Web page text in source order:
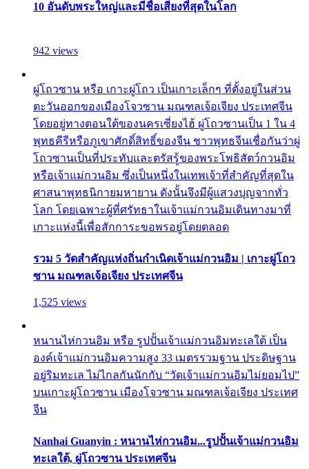
10 อันดับพระใหญ่และมีชื่อเสียงที่สุดในโลก
942 views
ผู่โถวซาน หรือ เกาะผู่โถว เป็นเกาะเล็กๆ ที่ตั้งอยู่ในส่วน
ตะวันออกของเมืองโจวซาน มณฑลเจ้อเจียง ประเทศจีน
โดยอยู่ทางตอนใต้ของนครเซี่ยงไฮ้ ผู่โถวซานเป็น 1 ใน 4
พุทธคีรีหรือภูเขาศักดิ์สิทธิ์ของจีน ชาวพุทธจีนเชื่อกันว่าผู่
โถวซานเป็นที่ประทับและตรัสรู้ของพระโพธิสัตว์กวนอิม
หรือเจ้าแม่กวนอิม ซึ่งเป็นหนึ่งในเทพเจ้าที่สำคัญที่สุดใน
ศาสนาพุทธนิกายมหายาน ดังนั้นจึงมีผู้แสวงบุญจากทั่ว
โลก โดยเฉพาะผู้ที่ศรัทธาในเจ้าแม่กวนอิมเดินทางมาที่
เกาะแห่งนี้เพื่อสักการะขอพรอยู่โดยตลอด
รวม 5 วัดสำคัญแห่งถิ่นกำเนิดเจ้าแม่กวนอิม | เกาะผู่โถว
ซาน มณฑลเจ้อเจียง ประเทศจีน
1,525 views
หนานไห่กวนอิม หรือ รูปปั้นเจ้าแม่กวนอิมทะเลใต้ เป็น
องค์เจ้าแม่กวนอิมความสูง 33 เมตรรวมฐาน ประดิษฐาน
อยู่ริมทะเล ไม่ไกลกันนักกับ “วัดเจ้าแม่กวนอิมไม่ยอมไป”
บนเกาะผู่โถวซาน เมืองโจวซาน มณฑลเจ้อเจียง ประเทศ
จีน
Nanhai Guanyin : หนานไห่กวนอิม...รูปปั้นเจ้าแม่กวนอิม
ทะเลใต้, ผู่โถวซาน ประเทศจีน